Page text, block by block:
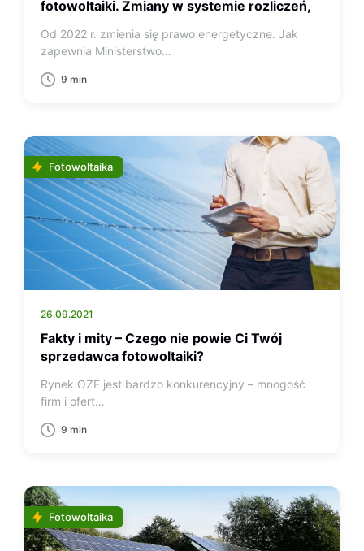
fotowoltaiki. Zmiany w systemie rozliczeń,
Od 2022 r. zmienia się prawo energetyczne. Jak
zapewnia Ministerstwo…
9 min
Fotowoltaika
26.09.2021
Fakty i mity – Czego nie powie Ci Twój
sprzedawca fotowoltaiki?
Rynek OZE jest bardzo konkurencyjny – mnogość
firm i ofert…
9 min
Fotowoltaika